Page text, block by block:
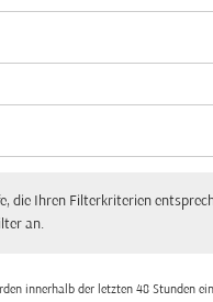
Selected
die Ihren Filterkriterien
an.
innerhalb der letzten 48 Stunden